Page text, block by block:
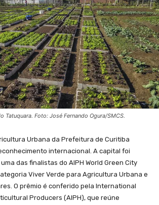
Tatuquara. Foto: José Fernando Ogura/SMCS.
Urbana da Prefeitura de Curitiba
internacional. A capital foi
das finalistas do AIPH World Green City
Viver Verde para Agricultura Urbana e
O prêmio é conferido pela International
Producers (AIPH), que reúne